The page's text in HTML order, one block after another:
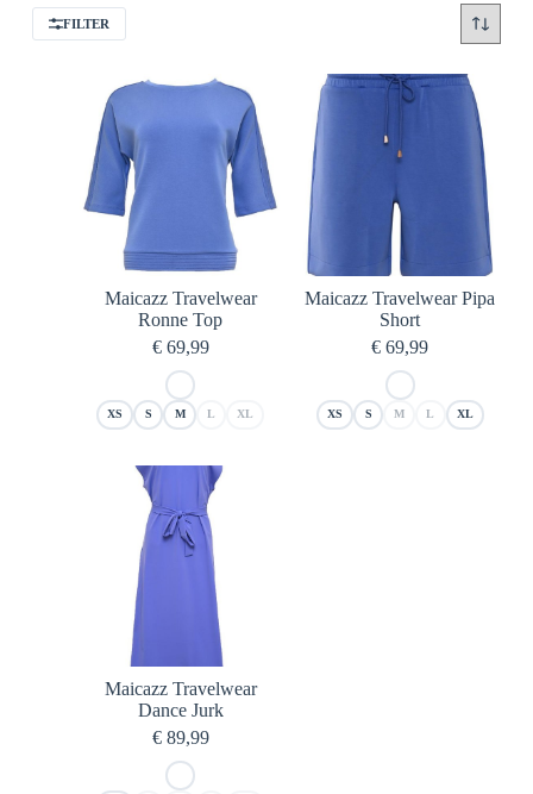
FILTER
Maicazz Travelwear
Ronne Top
€69,99
XS S M L XL
Maicazz Travelwear Pipa
Short
€ 69,99
XS S M L XL
Maicazz Travelwear
Dance Jurk
€89,99